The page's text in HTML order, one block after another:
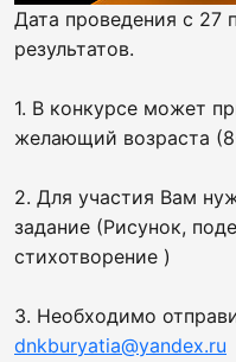
Дата проведения с 27
результатов.
1. В конкурсе может
желающий возраста
2. Для участия Вам
задание (Рисунок,
стихотворение )
3. Необходимо
dnkburyatia@yandex.ru